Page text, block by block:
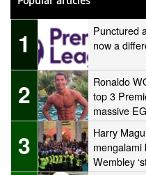
1
Punctured
now a
2
Ronaldo
top 3
massive
3
Harry
mengalami
Wembley